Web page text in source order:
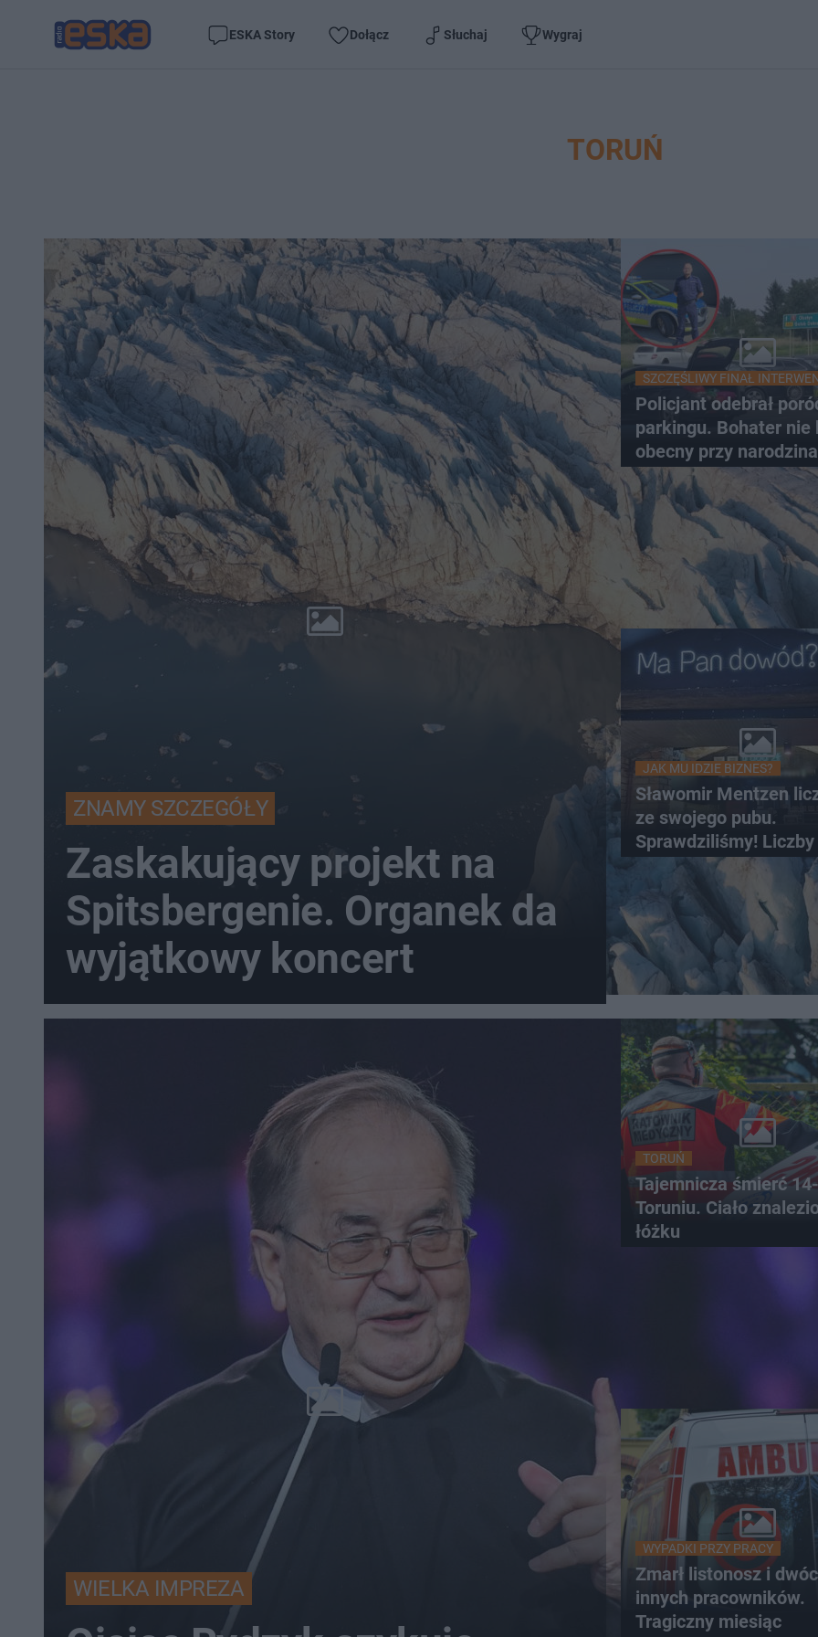
ESKA Story Dołącz Słuchaj Wygraj
TORUŃ
ZNAMY SZCZEGÓŁY
Zaskakujący projekt na
Spitsbergenie. Organek da
wyjątkowy koncert
WIELKA IMPREZA
SZCZĘŚLIWY FINAŁ
Policjant odebrał
parkingu. Bohater nie
obecny przy
własnych dzieci
JAK MU IDZIE BIZNES?
Sławomir Mentzen
ze swojego pubu.
Sprawdziliśmy!
wszystko
TORUŃ
Tajemnicza śmierć
Toruniu. Ciało
łóżku
WYPADKI PRZY PRACY
Zmarł listonosz i
innych pracowników.
Tragiczny miesiąc